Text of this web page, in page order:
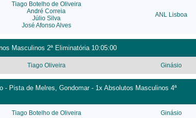
Tiago Botelho de Oliveira
André Correia
Júlio Silva
José Afonso Alves
ANL Lisboa
Masculinos 2ª Eliminatória 10:05:00
Tiago Oliveira Ginásio
- Pista de Melres, Gondomar - 1x Absolutos Masculinos 4ª
Tiago Botelho de Oliveira Ginásio